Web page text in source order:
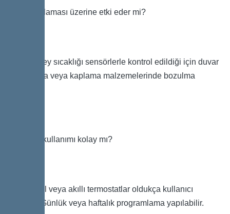
Yüzey kaplaması üzerine etki eder mi?
Hayır. Yüzey sıcaklığı sensörlerle kontrol edildiği için duvar
boyası, sıva veya kaplama malzemelerinde bozulma
Termostat kullanımı kolay mı?
Evet. Dijital veya akıllı termostatlar oldukça kullanıcı
dostudur. Günlük veya haftalık programlama yapılabilir.